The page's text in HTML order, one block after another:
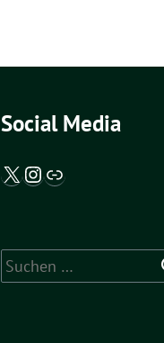
Social Media
X / Twitter
Instagram
Suche
nach: